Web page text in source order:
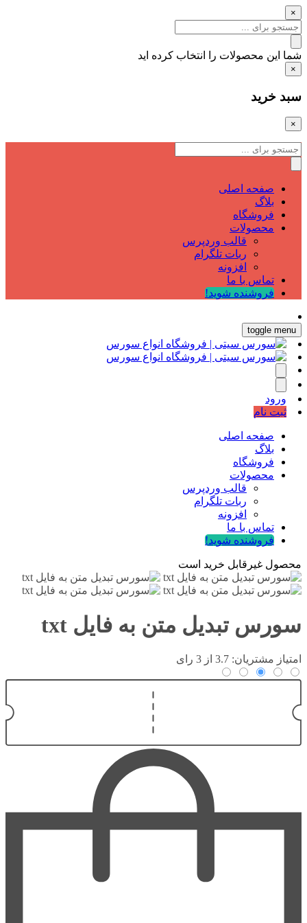
×
شما این محصولات را انتخاب کرده اید
×
سبد خرید
×
صفحه اصلی
بلاگ
فروشگاه
محصولات
قالب وردپرس
ربات تلگرام
افزونه
تماس با ما
فروشنده شوید!
toggle menu
ورود
ثبت نام
صفحه اصلی
بلاگ
فروشگاه
محصولات
قالب وردپرس
ربات تلگرام
افزونه
تماس با ما
فروشنده شوید!
محصول غیرقابل خرید است
سورس تبدیل متن به فایل txt
امتیاز مشتریان: 3.7 از 3 رای